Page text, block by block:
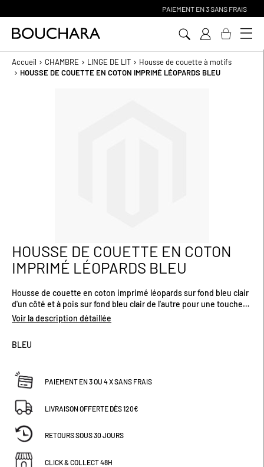
PAIEMENT EN 3 SANS FRAIS
Accueil CHAMBRE LINGE DE LIT
Housse de couette à motifs
HOUSSE DE COUETTE EN COTON IMPRIMÉ LÉOPARDS BLEU
Passer
au
début
la
Galerie
d’images
HOUSSE DE COUETTE EN COTON
IMPRIMÉ LÉOPARDS BLEU
Housse de couette en coton imprimé léopards sur fond bleu clair
d'un côté et à pois sur fond bleu clair de l'autre pour une touche
jungle et moderne. Rabat pour border facilement le bas de votre
lit. Qualité 57 fils/cm², offre confort et résistance. Plusieurs tailles
Voir la description détaillée
BLEU
PAIEMENT EN 3 OU 4 X SANS FRAIS
LIVRAISON OFFERTE DÈS 120€
RETOURS SOUS 30 JOURS
CLICK & COLLECT 48H